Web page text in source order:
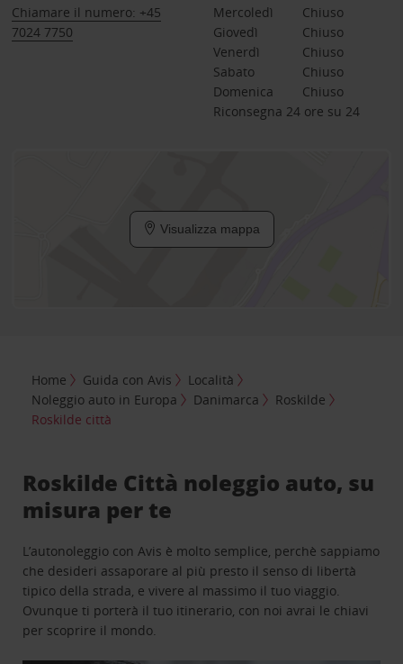
Chiamare il numero: +45
7024 7750
Mercoledì
Chiuso
Giovedì
Chiuso
Venerdì
Chiuso
Sabato
Chiuso
Domenica
Chiuso
Riconsegna 24 ore su 24
Visualizza mappa
Home Guida con Avis
Località
Noleggio auto in Europa
Danimarca
Roskilde
Roskilde città
Roskilde Città noleggio auto, su
misura per te
L’autonoleggio con Avis è molto semplice, perchè sappiamo
che desideri assaporare al più presto il senso di libertà
tipico della strada, e vivere al massimo il tuo viaggio.
Ovunque ti porterà il tuo itinerario, con noi avrai le chiavi
per scoprire il mondo.